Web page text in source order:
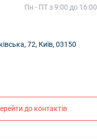
Пн - ПТ з 9:00 до 16:00
72, Київ, 03150
до контактів